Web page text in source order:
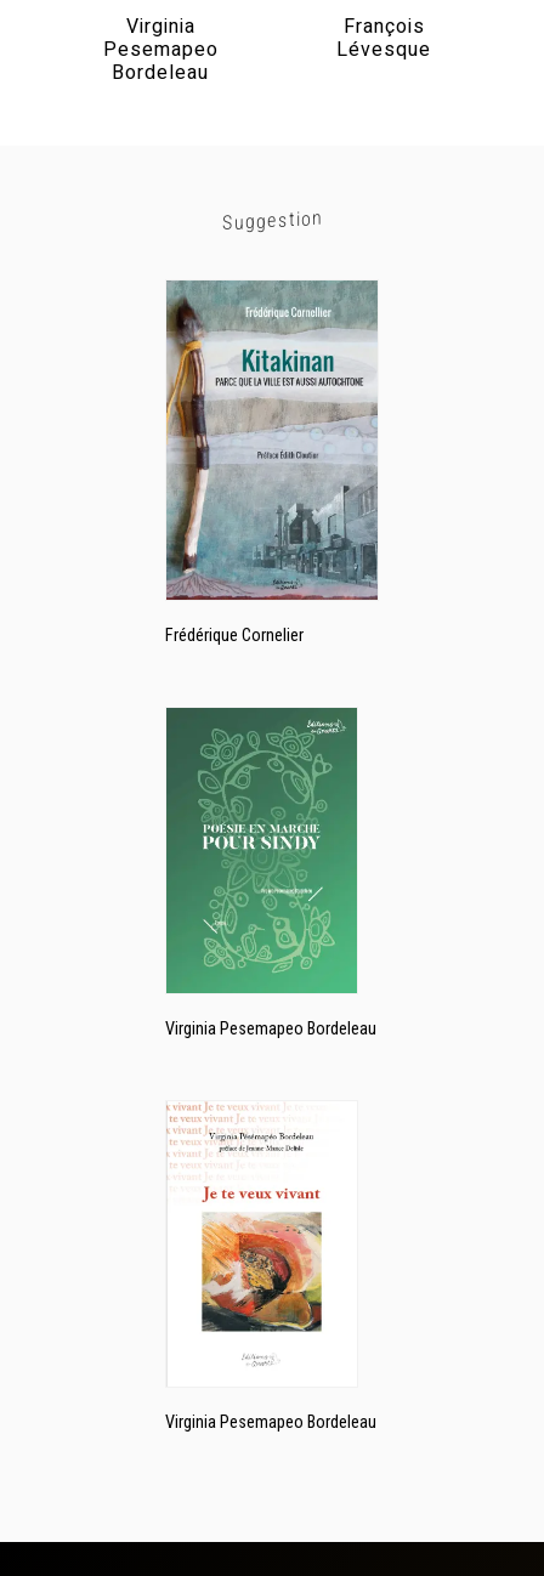
Virginia
Pesemapeo
Bordeleau
François
Lévesque
Suggestion
Frédérique Cornelier
Virginia Pesemapeo Bordeleau
Virginia Pesemapeo Bordeleau